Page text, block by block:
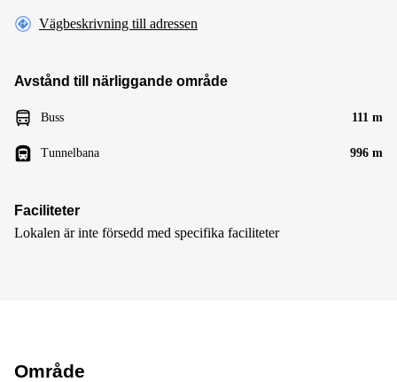
Vägbeskrivning till adressen
Avstånd till närliggande område
Buss 111 m
Tunnelbana 996 m
Faciliteter
Lokalen är inte försedd med specifika faciliteter
Område